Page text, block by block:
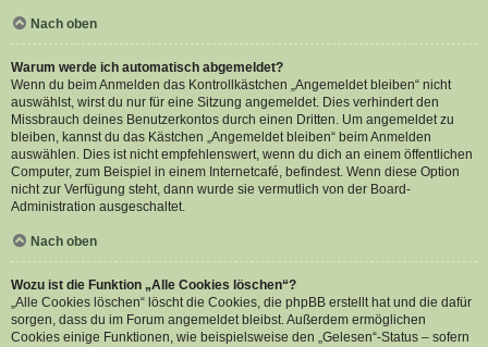
Nach oben
Warum werde ich automatisch abgemeldet?
Wenn du beim Anmelden das Kontrollkästchen „Angemeldet bleiben“ nicht
auswählst, wirst du nur für eine Sitzung angemeldet. Dies verhindert den
Missbrauch deines Benutzerkontos durch einen Dritten. Um angemeldet zu
bleiben, kannst du das Kästchen „Angemeldet bleiben“ beim Anmelden
auswählen. Dies ist nicht empfehlenswert, wenn du dich an einem öffentlichen
Computer, zum Beispiel in einem Internetcafé, befindest. Wenn diese Option
nicht zur Verfügung steht, dann wurde sie vermutlich von der Board-
Administration ausgeschaltet.
Nach oben
Wozu ist die Funktion „Alle Cookies löschen“?
„Alle Cookies löschen“ löscht die Cookies, die phpBB erstellt hat und die dafür
sorgen, dass du im Forum angemeldet bleibst. Außerdem ermöglichen
Cookies einige Funktionen, wie beispielsweise den „Gelesen“-Status – sofern